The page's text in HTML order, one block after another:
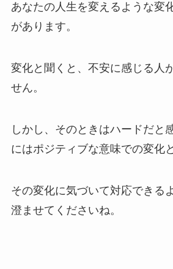
あなたの人生を変えるような変
があります。
変化と聞くと、不安に感じる人
せん。
しかし、そのときはハードだと
にはポジティブな意味での変化
その変化に気づいて対応できる
澄ませてくださいね。